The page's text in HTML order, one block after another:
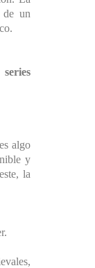
de un
algo
y
la